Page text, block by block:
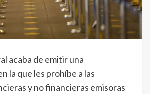
acaba de emitir una
la que les prohíbe a las
y no financieras emisoras